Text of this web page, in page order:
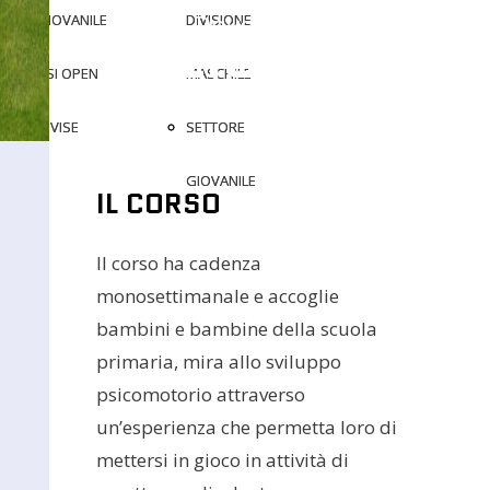
GIOVANILE
CSI OPEN
DIVISE
DIVISIONE
MASCHILE
SETTORE
GIOVANILE
GIOVANILE
CSI OPEN
DIVISE
DIVISIONE
MASCHILE
SETTORE
GIOVANILE
Dove c'è sport c'è
IL CORSO
Il corso ha cadenza
monosettimanale e accoglie
bambini e bambine della scuola
primaria, mira allo sviluppo
psicomotorio attraverso
un’esperienza che permetta loro di
mettersi in gioco in attività di